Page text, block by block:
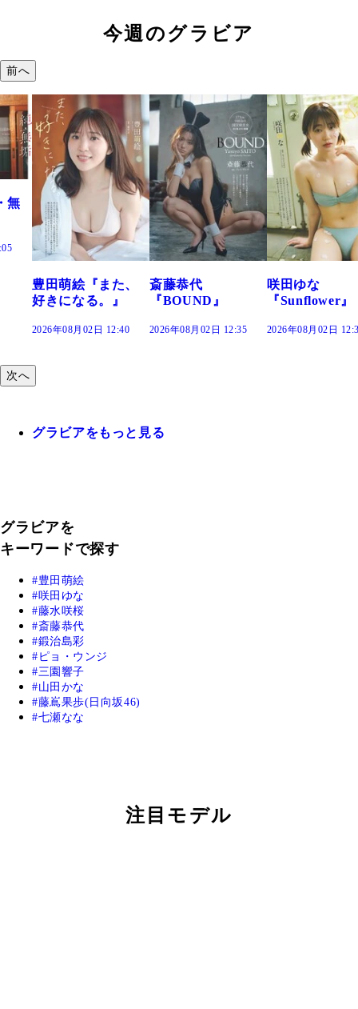
今週のグラビア
前へ
斎藤恭代
『BOUND』
2026年08月02日 12:35
咲田ゆな
『Sunflower』
2026年08月02日 12:30
藤水咲桜『花
だまり』
2026年08月02日
次へ
グラビアをもっと見る
グラビアを
キーワードで探す
豊田萌絵
咲田ゆな
藤水咲桜
斎藤恭代
鍛治島彩
ピョ・ウンジ
三園響子
山田かな
藤嶌果歩(日向坂46)
七瀬なな
注目モデル